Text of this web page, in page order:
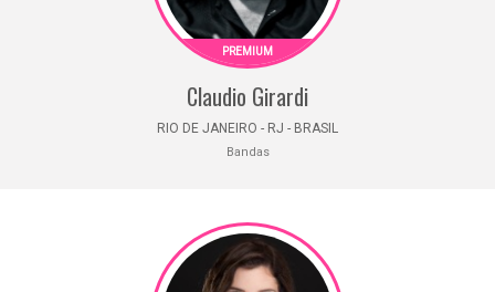
Claudio Girardi
RIO DE JANEIRO - RJ - BRASIL
Bandas